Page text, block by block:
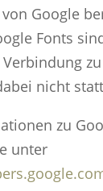
Google
Fonts
nicht
zu
unter